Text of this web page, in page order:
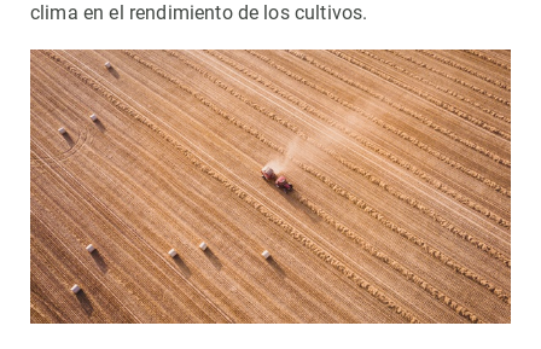
clima en el rendimiento de los cultivos.